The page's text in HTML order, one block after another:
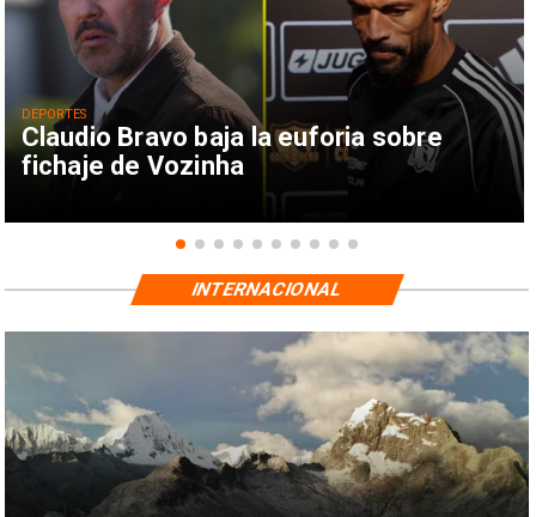
Claudio Bravo baja la euforia sobre
fichaje de Vozinha
DEPORTES
INTERNACIONAL